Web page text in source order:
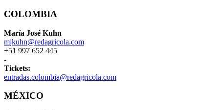
COLOMBIA
María José Kuhn
mjkuhn@redagricola.com
+51 997 652 445
-
Tickets:
entradas.colombia@redagricola.com
MÉXICO